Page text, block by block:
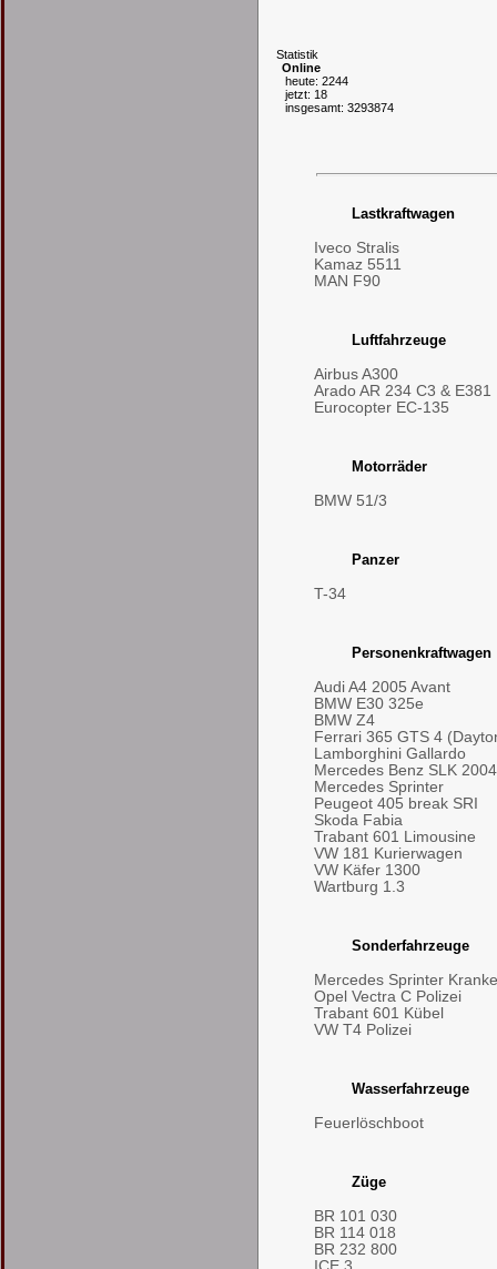
Statistik
Online
heute: 2244
jetzt: 18
insgesamt: 3293874
Lastkraftwagen
Iveco Stralis
Kamaz 5511
MAN F90
Luftfahrzeuge
Airbus A300
Arado AR 234 C3 & E381
Eurocopter EC-135
Motorräder
BMW 51/3
Panzer
T-34
Personenkraftwagen
Audi A4 2005 Avant
BMW E30 325e
BMW Z4
Ferrari 365 GTS 4
Lamborghini Gallardo
Mercedes Benz SLK
Mercedes Sprinter
Peugeot 405 break SRI
Skoda Fabia
Trabant 601 Limousine
VW 181 Kurierwagen
VW Käfer 1300
Wartburg 1.3
Sonderfahrzeuge
Mercedes Sprinter
Opel Vectra C Polizei
Trabant 601 Kübel
VW T4 Polizei
Wasserfahrzeuge
Feuerlöschboot
Züge
BR 101 030
BR 114 018
BR 232 800